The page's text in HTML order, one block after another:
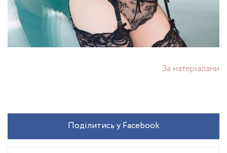
За матеріалами
Поділитись у Facebook